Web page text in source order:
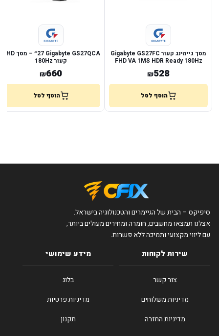
מסך גיימינג קעור Gigabyte GS27FC
FHD VA 1MS HDR Ready 180Hz
₪528
הוסף לסל
Gigabyte GS27QCA ‏27״ – מסך QHD
קעור 180Hz
₪660
הוסף לסל
סיפיקס – הבית של הגיימרים והטכנולוגיה בישראל.
אצלנו תמצאו מחשבים, חומרה ומחירים מעולים ביותר,
עם ליווי מקצועי ותמיכה ללא פשרות.
שירות לקוחות
צור קשר
מדיניות משלוחים
מדיניות החזרה
מידע שימושי
בלוג
מדיניות פרטיות
תקנון